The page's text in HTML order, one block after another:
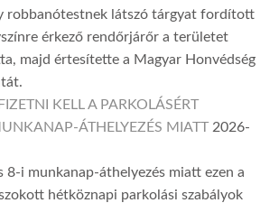
robbanótestnek látszó tárgyat fordított
érkező rendőrjárőr a területet
majd értesítette a Magyar Honvédség
KELL A PARKOLÁSÉRT
ÁTHELYEZÉS MIATT 2026-
8-i munkanap-áthelyezés miatt ezen a
hétköznapi parkolási szabályok